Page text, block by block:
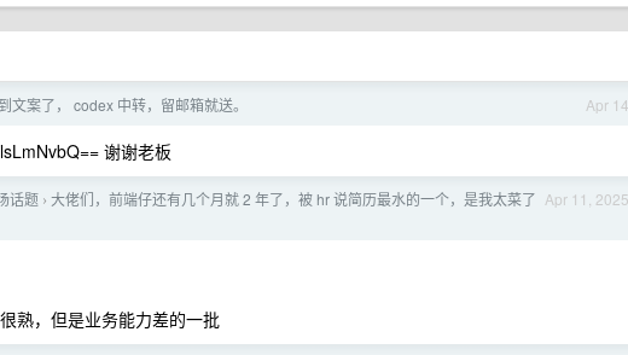
Apr 14
文案了， codex 中转，留邮箱就送。
谢谢老板
Apr 11, 2025
话题 › 大佬们，前端仔还有几个月就 2 年了，被 hr 说简历最水的一个，是我太菜了
熟，但是业务能力差的一批